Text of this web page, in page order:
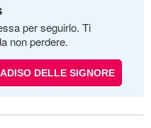
per seguirlo. Ti
non perdere.
DELLE SIGNORE